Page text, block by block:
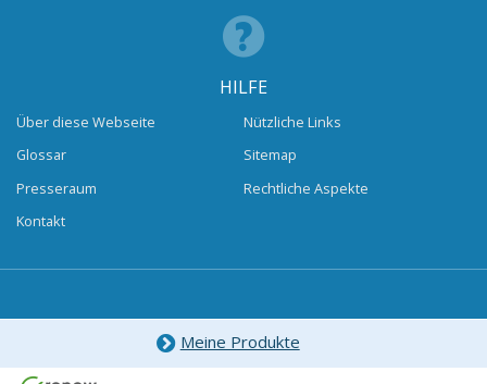
HILFE
Über diese Webseite
Glossar
Presseraum
Kontakt
Nützliche Links
Sitemap
Rechtliche Aspekte
Meine Produkte